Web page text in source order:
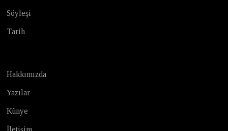
Söyleşi
Tarih
Hakkımızda
Yazılar
Künye